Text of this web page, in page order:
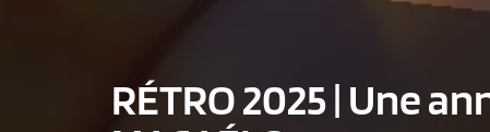
RÉTRO 2025 | Une